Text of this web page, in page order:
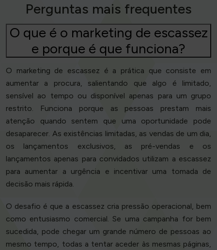
Perguntas mais frequentes
O que é o marketing de escassez
e porque é que funciona?
O marketing de escassez é a prática que consiste em
aumentar a procura, salientando que algo é limitado,
sensível ao tempo ou disponível apenas para um grupo
restrito. Funciona porque as pessoas prestam mais
atenção quando sentem que uma oportunidade pode
desaparecer. As existências limitadas, as vendas de um dia,
os lançamentos exclusivos, as pré-vendas e os
lançamentos apenas para convidados utilizam a escassez
para aumentar a urgência e incentivar uma tomada de
decisão mais rápida.
O desafio é que a escassez cria pressão operacional, bem
como entusiasmo comercial. Se uma campanha for bem
sucedida, pode chegar um grande número de pessoas ao
mesmo tempo, todas a tentar aceder às mesmas páginas,